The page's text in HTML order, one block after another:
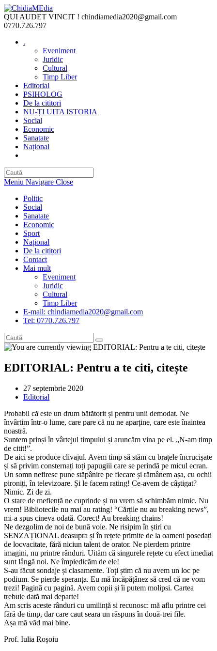
Skip
to
content
QUI AUDET VINCIT ! chindiamedia2020@gmail.com
0770.726.797
.
Eveniment
Juridic
Cultural
Timp Liber
Editorial
PSIHOLOG
De la cititori
NU-ȚI UITA ISTORIA
Social
Economic
Sanatate
Național
Meniu Navigare Close
Politic
Social
Sanatate
Economic
Sport
Național
De la cititori
Contact
Mai mult
Eveniment
Juridic
Cultural
Timp Liber
E-mail: chindiamedia2020@gmail.com
Tel: 0770.726.797
EDITORIAL: Pentru a te citi, citește
Post
published:
27 septembrie 2020
Post
Editorial
Probabil că este un drum bătătorit și pentru unii demodat. Ne
învârtim într-o lume, care pare că nu ne aparține, care este înaintea
noastră.
Suntem prinși în vârtejul timpului și aruncăm vina pe el. „N-am timp
de citit!”.
De aici se produce clivajul. Avem timp să stăm cu brațele încrucișate
și să privim consternați toți papugiii care se perindă pe micul ecran.
Un somn nefiresc pune stăpânire pe fiecare și rămânem așa, cu ochii
pironiți, în televizoare. Și le facem rating! Ce-avem de câștigat?
Nimic. Zi de zi.
O stare de mefiență ne cuprinde și nu vrem să schimbăm nimic. Nu
vrem! Bibliotecile nu mai au rating! “Cărțile nu au breaking news”,
mi-a spus cineva odată. Corect! Au breaking chains!
Ne dezgolim de noi de bună voie. Ne risipim în știri cu
SENZAȚIONAL deasupra și în rețete primite de la oameni posedați
de locvacitate, fără niciun talent de orator. Ne pierdem printre
imagini, nu printre rânduri. Uităm că singurele rețete cu efect imediat
sunt lângă noi. Ne împiedicăm de ele!
S-au făcut sondaje și clasamente. Toți știm că nu avem un loc pe
podium. Se pierde speranța. Eu mă încăpățânez să cred că ne vom
trezi! Pagină cu pagină. Avem copii și îi putem molipsi. Cartea
trebuie dată mai departe!
Am scris aceste rânduri cu umilință si recunosc: mă aflu printre cei
fără de timp, dar care caut seara un răspuns în două-trei file.
Așa mă văd mai bine.
Prof. Iulia Roșoiu